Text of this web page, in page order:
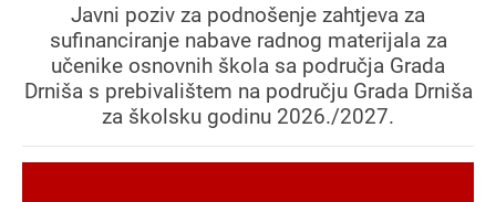
Javni poziv za podnošenje zahtjeva za
sufinanciranje nabave radnog materijala za
učenike osnovnih škola sa područja Grada
Drniša s prebivalištem na području Grada Drniša
za školsku godinu 2026./2027.